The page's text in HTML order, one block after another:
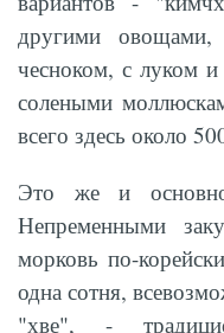
другими
чесноком, с луком
солеными
всего здесь около
Это же и
Непременными
морковь по-
одна сотня,
"хве", -